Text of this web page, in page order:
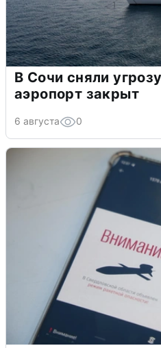
В Сочи сняли
аэропорт закрыт
6 августа 0